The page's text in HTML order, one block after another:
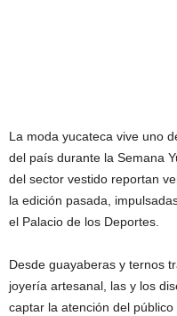
La moda yucateca vive uno
del país durante la Semana
del sector vestido reportan
la edición pasada,
el Palacio de los Deportes.
Desde guayaberas y ternos
joyería artesanal, las y los
captar la atención del